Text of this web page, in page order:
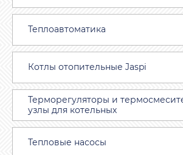
Теплоавтоматика
Котлы отопительные Jaspi
Терморегуляторы и
узлы для котельных
Тепловые насосы